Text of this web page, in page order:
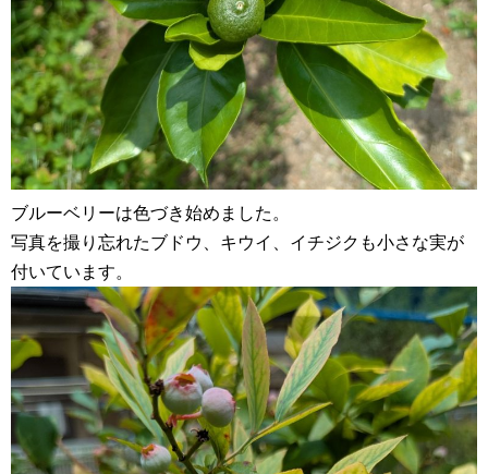
ブルーベリーは色づき始めました。
写真を撮り忘れたブドウ、キウイ、イチジクも小さな実が
付いています。